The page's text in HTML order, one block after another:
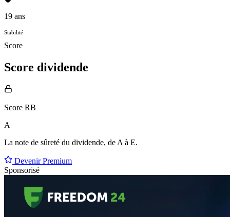
19 ans
Stabilité
Score
Score dividende
Score RB
A
La note de sûreté du dividende, de A à E.
Devenir Premium
Sponsorisé